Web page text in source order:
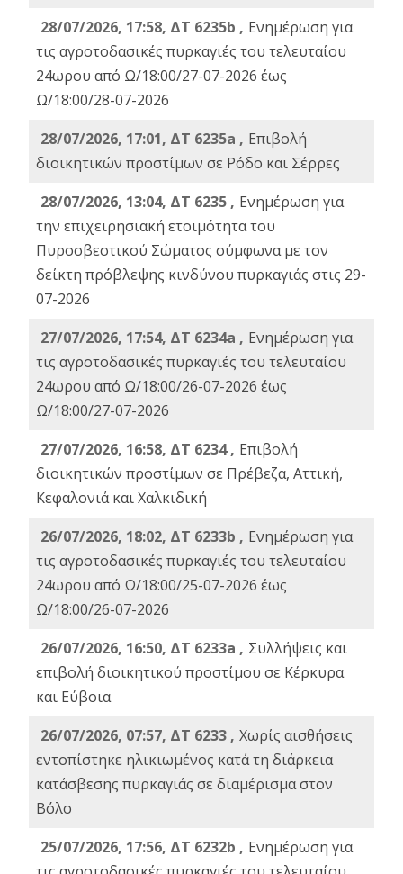
28/07/2026, 17:58, ΔΤ 6235b , Ενημέρωση για
τις αγροτοδασικές πυρκαγιές του τελευταίου
24ωρου από Ω/18:00/27-07-2026 έως
Ω/18:00/28-07-2026
28/07/2026, 17:01, ΔΤ 6235a , Eπιβολή
διοικητικών προστίμων σε Ρόδο και Σέρρες
28/07/2026, 13:04, ΔΤ 6235 , Ενημέρωση για
την επιχειρησιακή ετοιμότητα του
Πυροσβεστικού Σώματος σύμφωνα με τον
δείκτη πρόβλεψης κινδύνου πυρκαγιάς στις 29-
07-2026
27/07/2026, 17:54, ΔΤ 6234a , Ενημέρωση για
τις αγροτοδασικές πυρκαγιές του τελευταίου
24ωρου από Ω/18:00/26-07-2026 έως
Ω/18:00/27-07-2026
27/07/2026, 16:58, ΔΤ 6234 , Eπιβολή
διοικητικών προστίμων σε Πρέβεζα, Αττική,
Κεφαλονιά και Χαλκιδική
26/07/2026, 18:02, ΔΤ 6233b , Ενημέρωση για
τις αγροτοδασικές πυρκαγιές του τελευταίου
24ωρου από Ω/18:00/25-07-2026 έως
Ω/18:00/26-07-2026
26/07/2026, 16:50, ΔΤ 6233a , Συλλήψεις και
επιβολή διοικητικού προστίμου σε Κέρκυρα
και Εύβοια
26/07/2026, 07:57, ΔΤ 6233 , Χωρίς αισθήσεις
εντοπίστηκε ηλικιωμένος κατά τη διάρκεια
κατάσβεσης πυρκαγιάς σε διαμέρισμα στον
Βόλο
25/07/2026, 17:56, ΔΤ 6232b , Ενημέρωση για